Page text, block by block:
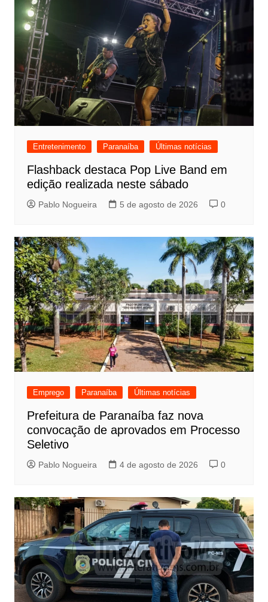
Entretenimento Paranaíba Últimas notícias
Flashback destaca Pop Live Band em
edição realizada neste sábado
Pablo Nogueira 5 de agosto de 2026 0
Emprego Paranaíba Últimas notícias
Prefeitura de Paranaíba faz nova
convocação de aprovados em Processo
Seletivo
Pablo Nogueira 4 de agosto de 2026 0